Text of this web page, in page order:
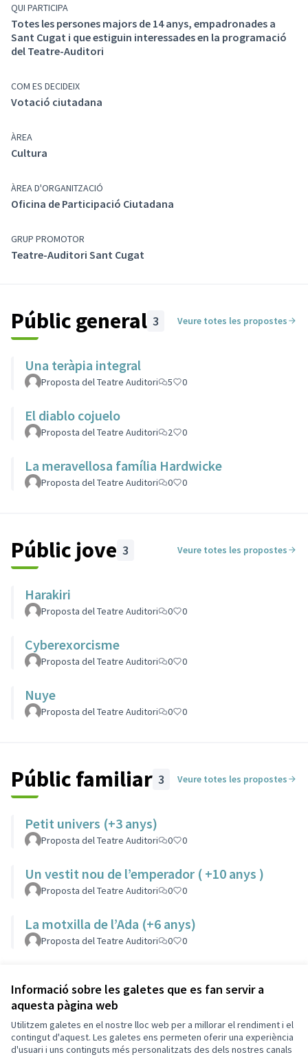
Informació sobre les galetes que es fan servir a
aquesta pàgina web
Utilitzem galetes en el nostre lloc web per a millorar el rendiment i el
contingut d'aquest. Les galetes ens permeten oferir una experiència
d'usuari i uns continguts més personalitzats des dels nostres canals
A continuació trobaràs 3 propostes per a cadascun
d’aquests3 tipus de públicperquè les puguis mirar,
valorar i votar. Els resultats d’aquestes votacions seran
traslladats a l’equip de programació del Teatre-
febrer-maig 2023
a terme per impossibilitat de la companyia, es passaria
immediatament a la següent més votada.
Poden votar totes les persones empadronades a Sant
Cugat majors de 14 anys.
QUI PARTICIPA
Totes les persones majors de 14 anys, empadronades a
Sant Cugat i que estiguin interessades en la programació
del Teatre-Auditori
COM ES DECIDEIX
Votació ciutadana
ÀREA
Cultura
ÀREA D'ORGANITZACIÓ
Oficina de Participació Ciutadana
GRUP PROMOTOR
Teatre-Auditori Sant Cugat
Públic general 3 Veure totes les propostes
Una teràpia integral
Proposta del Teatre Auditori 5 0
El diablo cojuelo
Proposta del Teatre Auditori 2 0
La meravellosa família Hardwicke
Proposta del Teatre Auditori 0 0
Públic jove 3 Veure totes les propostes
Harakiri
Proposta del Teatre Auditori 0 0
Cyberexorcisme
Proposta del Teatre Auditori 0 0
Nuye
Proposta del Teatre Auditori 0 0
Públic familiar 3 Veure totes les propostes
Petit univers (+3 anys)
Proposta del Teatre Auditori 0 0
Un vestit nou de l’emperador ( +10 anys )
Proposta del Teatre Auditori 0 0
La motxilla de l’Ada (+6 anys)
Proposta del Teatre Auditori 0 0
Referència: SCG-PART-2022-10-167
Termes i condicions d'ús
Configuració de les galetes
Decidim Sant Cugat a X
Decidim Sant Cugat a Facebook
Decidim Sant Cugat a Instagram
Decidim Sant Cugat a GitHub